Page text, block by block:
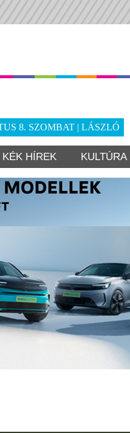
8. SZOMBAT | LÁSZLÓ
KÉK HÍREK KULTÚRA